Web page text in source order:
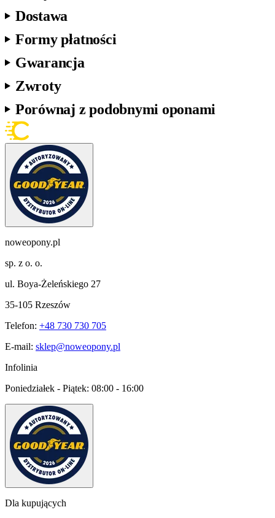
Dostawa
Formy płatności
Gwarancja
Zwroty
Porównaj z podobnymi oponami
noweopony.pl
sp. z o. o.
ul. Boya-Żeleńskiego 27
35-105 Rzeszów
Telefon: +48 730 730 705
E-mail: sklep@noweopony.pl
Infolinia
Poniedziałek - Piątek: 08:00 - 16:00
Dla kupujących